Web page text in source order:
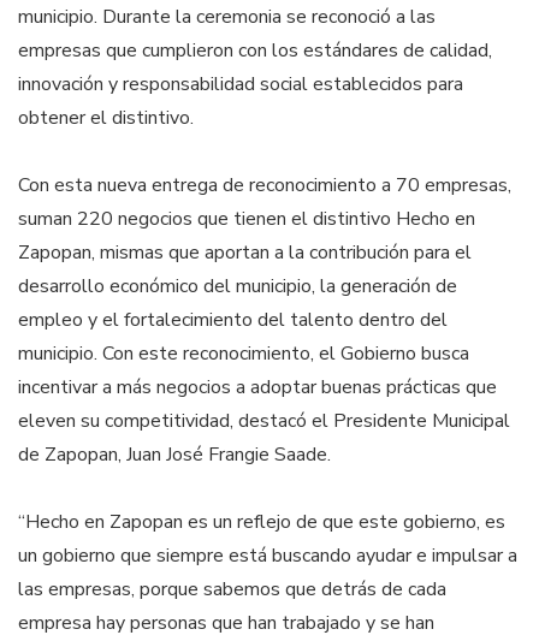
municipio. Durante la ceremonia se reconoció a las
empresas que cumplieron con los estándares de calidad,
innovación y responsabilidad social establecidos para
obtener el distintivo.
Con esta nueva entrega de reconocimiento a 70 empresas,
suman 220 negocios que tienen el distintivo Hecho en
Zapopan, mismas que aportan a la contribución para el
desarrollo económico del municipio, la generación de
empleo y el fortalecimiento del talento dentro del
municipio. Con este reconocimiento, el Gobierno busca
incentivar a más negocios a adoptar buenas prácticas que
eleven su competitividad, destacó el Presidente Municipal
de Zapopan, Juan José Frangie Saade.
“Hecho en Zapopan es un reflejo de que este gobierno, es
un gobierno que siempre está buscando ayudar e impulsar a
las empresas, porque sabemos que detrás de cada
empresa hay personas que han trabajado y se han